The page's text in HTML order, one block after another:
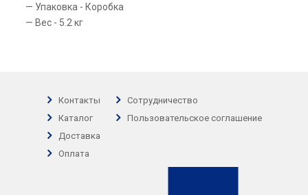
Упаковка - Коробка
Вес - 5.2 кг
Контакты
Каталог
Доставка
Оплата
Сотрудничество
Пользовательское соглашение